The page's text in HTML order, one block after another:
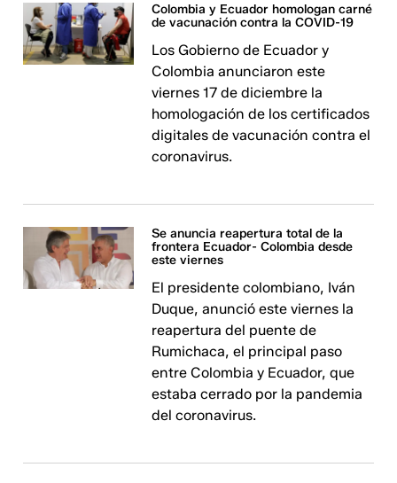
Colombia y Ecuador homologan carné
de vacunación contra la COVID-19
Los Gobierno de Ecuador y
Colombia anunciaron este
viernes 17 de diciembre la
homologación de los certificados
digitales de vacunación contra el
coronavirus.
Se anuncia reapertura total de la
frontera Ecuador- Colombia desde
este viernes
El presidente colombiano, Iván
Duque, anunció este viernes la
reapertura del puente de
Rumichaca, el principal paso
entre Colombia y Ecuador, que
estaba cerrado por la pandemia
del coronavirus.